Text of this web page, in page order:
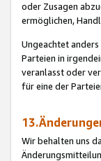
oder Zusagen
ermöglichen,
Ungeachtet
Parteien in
veranlasst oder
für eine der
Wir behalten uns